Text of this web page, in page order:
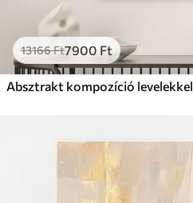
13166Ft7900 Ft
Absztrakt kompozíció levelekkel